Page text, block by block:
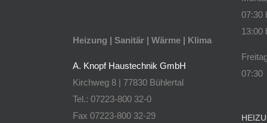
Heizung | Sanitär | Wärme | Klima
A. Knopf Haustechnik GmbH
Kirchweg 8 | 77830 Bühlertal
Tel.: 07223-800 32-0
Fax 07223-800 32-29
07:30
13:00
07:30